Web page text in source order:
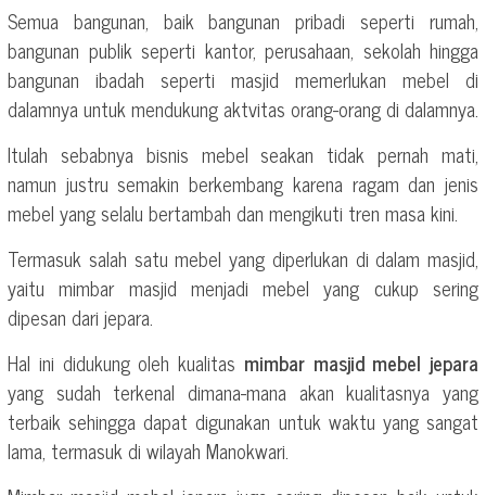
Semua bangunan, baik bangunan pribadi seperti rumah,
bangunan publik seperti kantor, perusahaan, sekolah hingga
bangunan ibadah seperti masjid memerlukan mebel di
dalamnya untuk mendukung aktvitas orang-orang di dalamnya.
Itulah sebabnya bisnis mebel seakan tidak pernah mati,
namun justru semakin berkembang karena ragam dan jenis
mebel yang selalu bertambah dan mengikuti tren masa kini.
Termasuk salah satu mebel yang diperlukan di dalam masjid,
yaitu mimbar masjid menjadi mebel yang cukup sering
dipesan dari jepara.
Hal ini didukung oleh kualitas mimbar masjid mebel jepara
yang sudah terkenal dimana-mana akan kualitasnya yang
terbaik sehingga dapat digunakan untuk waktu yang sangat
lama, termasuk di wilayah Manokwari.